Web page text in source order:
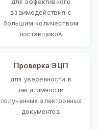
взаимодействия с
большим количеством
поставщиков
Проверка ЭЦП
для уверенности в
легитимности
полученных электронных
документов